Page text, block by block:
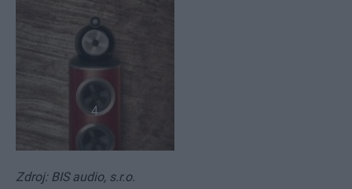
4
Zdroj: BIS audio, s.r.o.